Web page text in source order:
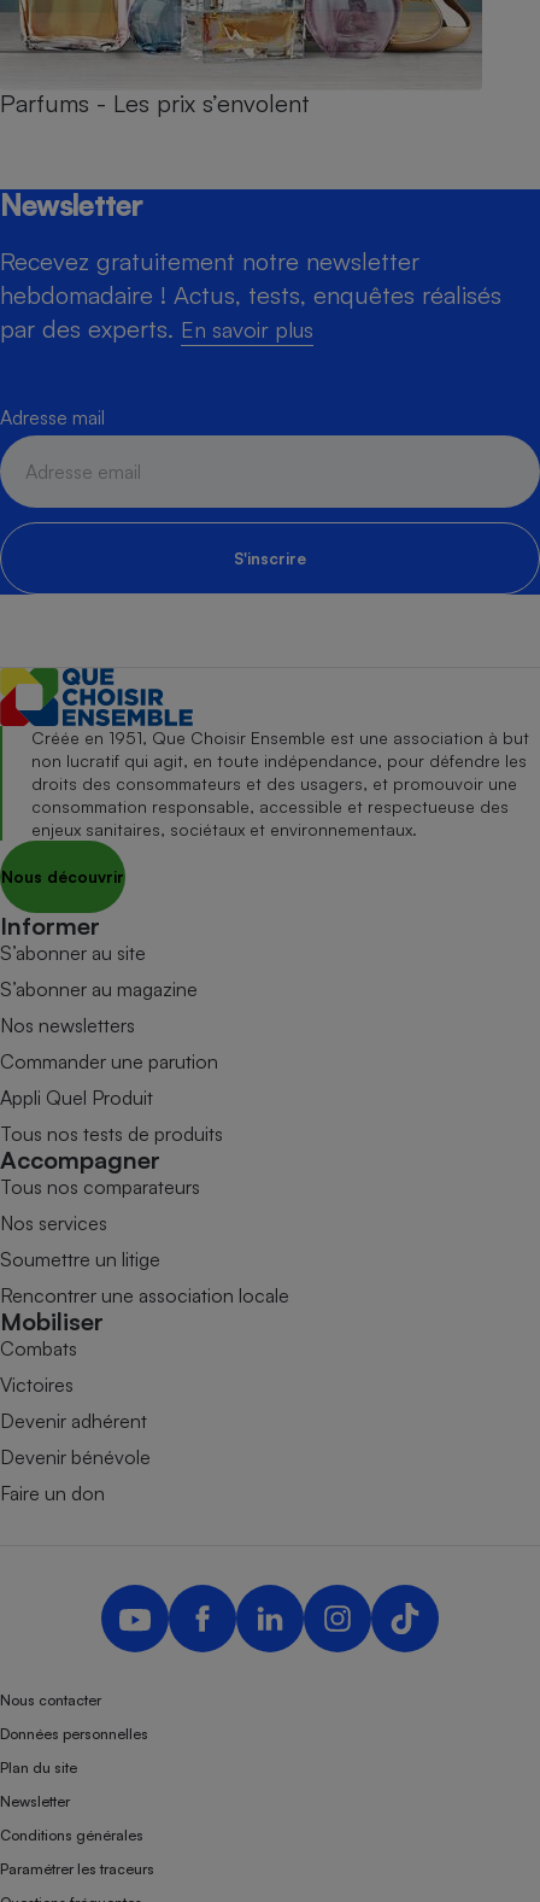
Parfums - Les prix s’envolent
Newsletter
Recevez gratuitement notre newsletter
hebdomadaire ! Actus, tests, enquêtes réalisés
par des experts. En savoir plus
Adresse mail
S'inscrire
Créée en 1951, Que Choisir Ensemble est une association à but
non lucratif qui agit, en toute indépendance, pour défendre les
droits des consommateurs et des usagers, et promouvoir une
consommation responsable, accessible et respectueuse des
enjeux sanitaires, sociétaux et environnementaux.
Nous découvrir
Informer
S’abonner au site
S’abonner au magazine
Nos newsletters
Commander une parution
Appli Quel Produit
Tous nos tests de produits
Accompagner
Tous nos comparateurs
Nos services
Soumettre un litige
Rencontrer une association locale
Mobiliser
Combats
Victoires
Devenir adhérent
Devenir bénévole
Faire un don
Nous contacter
Données personnelles
Plan du site
Newsletter
Conditions générales
Paramétrer les traceurs